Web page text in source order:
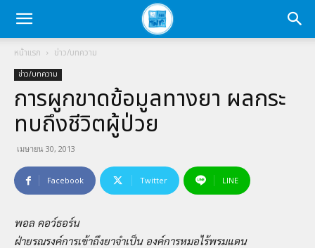
หน้าแรก ข่าว/บทความ
ข่าว/บทความ
การผูกขาดข้อมูลทางยา ผลกระ
ทบถึงชีวิตผู้ป่วย
เมษายน 30, 2013
Facebook Twitter LINE
พอล คอว์ธอร์น
ฝ่ายรณรงค์การเข้าถึงยาจำเป็น องค์การหมอไร้พรมแดน